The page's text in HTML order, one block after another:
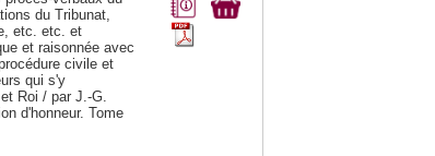
du Tribunat,
etc. etc. et
et raisonnée avec
civile et
qui s'y
Roi / par J.-G.
d'honneur. Tome